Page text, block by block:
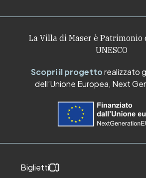
La Villa di Maser è
UNESCO
Scopri il progettorealizzato
dell’Unione Europea, Next
Biglietti